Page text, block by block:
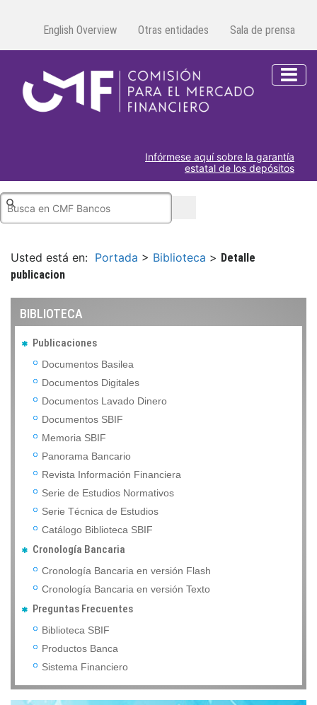
English Overview Otras entidades Sala de prensa
Infórmese aquí sobre la garantía
estatal de los depósitos
Usted está en: Portada > Biblioteca > Detalle
publicacion
BIBLIOTECA
Publicaciones
Documentos Basilea
Documentos Digitales
Documentos Lavado Dinero
Documentos SBIF
Memoria SBIF
Panorama Bancario
Revista Información Financiera
Serie de Estudios Normativos
Serie Técnica de Estudios
Catálogo Biblioteca SBIF
Cronología Bancaria
Cronología Bancaria en versión Flash
Cronología Bancaria en versión Texto
Preguntas Frecuentes
Biblioteca SBIF
Productos Banca
Sistema Financiero